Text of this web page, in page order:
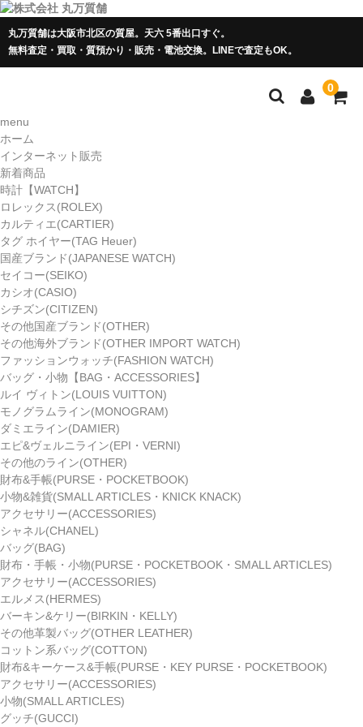
丸万質舗は大阪市北区の質屋。天六 5番出口すぐ。
無料査定・買取・質預かり・販売・電池交換。LINEで査定もOK。
0
menu
ホーム
インターネット販売
新着商品
時計【WATCH】
ロレックス(ROLEX)
カルティエ(CARTIER)
タグ ホイヤー(TAG Heuer)
国産ブランド(JAPANESE WATCH)
セイコー(SEIKO)
カシオ(CASIO)
シチズン(CITIZEN)
その他国産ブランド(OTHER)
その他海外ブランド(OTHER IMPORT WATCH)
ファッションウォッチ(FASHION WATCH)
バッグ・小物【BAG・ACCESSORIES】
ルイ ヴィトン(LOUIS VUITTON)
モノグラムライン(MONOGRAM)
ダミエライン(DAMIER)
エピ&ヴェルニライン(EPI・VERNI)
その他のライン(OTHER)
財布&手帳(PURSE・POCKETBOOK)
小物&雑貨(SMALL ARTICLES・KNICK KNACK)
アクセサリー(ACCESSORIES)
シャネル(CHANEL)
バッグ(BAG)
財布・手帳・小物(PURSE・POCKETBOOK・SMALL ARTICLES)
アクセサリー(ACCESSORIES)
エルメス(HERMES)
バーキン&ケリー(BIRKIN・KELLY)
その他革製バッグ(OTHER LEATHER)
コットン系バッグ(COTTON)
財布&キーケース&手帳(PURSE・KEY PURSE・POCKETBOOK)
アクセサリー(ACCESSORIES)
小物(SMALL ARTICLES)
グッチ(GUCCI)